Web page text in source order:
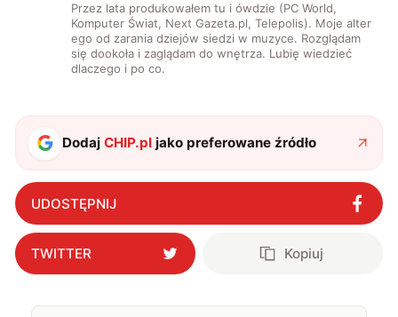
Przez lata produkowałem tu i ówdzie (PC World,
Komputer Świat, Next Gazeta.pl, Telepolis). Moje alter
ego od zarania dziejów siedzi w muzyce. Rozglądam
się dookoła i zaglądam do wnętrza. Lubię wiedzieć
dlaczego i po co.
DodajCHIP.pl jako preferowane źródło
UDOSTĘPNIJ
TWITTER Kopiuj